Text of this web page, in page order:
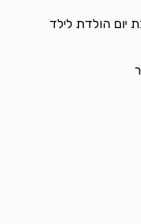
יום הולדת לילד